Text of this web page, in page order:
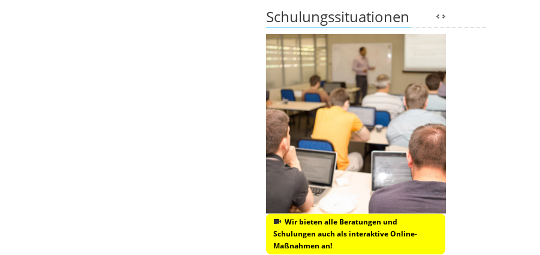
Schulungssituationen
Wir bieten alle Beratungen und
Schulungen auch als interaktive Online-
Maßnahmen an!